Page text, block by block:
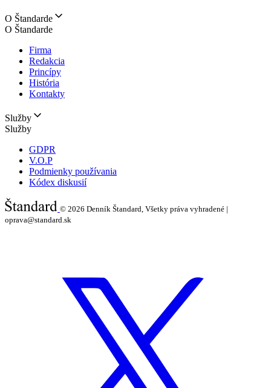
O Štandarde
O Štandarde
Firma
Redakcia
Princípy
História
Kontakty
Služby
Služby
GDPR
V.O.P
Podmienky používania
Kódex diskusií
© 2026 Denník Štandard, Všetky práva vyhradené |
oprava@standard.sk